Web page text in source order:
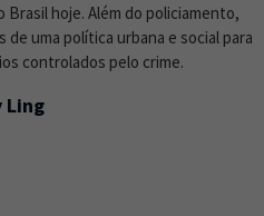
Brasil hoje. Além do policiamento,
de uma política urbana e social para
controlados pelo crime.
Ling